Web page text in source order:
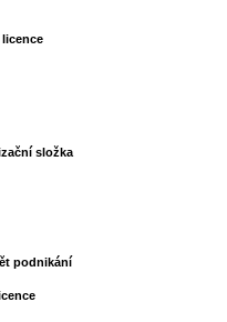
složka
podnikání